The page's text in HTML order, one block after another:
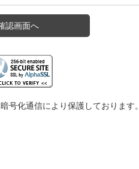
認画面へ
号化通信により保護しております。